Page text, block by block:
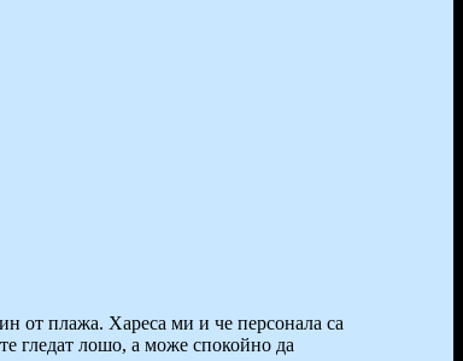
от плажа. Хареса ми и че персонала са
гледат лошо, а може спокойно да